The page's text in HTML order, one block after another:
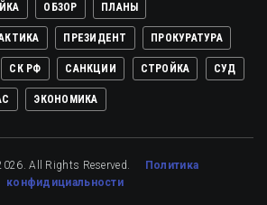
ОБЗОР ПЛАНЫ
ПРЕЗИДЕНТ ПРОКУРАТУРА
СК РФ САНКЦИИ СТРОЙКА СУД
ЭКОНОМИКА
All Rights Reserved.
Политика
конфидициальности